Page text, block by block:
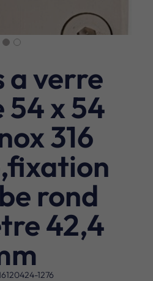
a verre
54 x 54
316
rond
42,4
1276